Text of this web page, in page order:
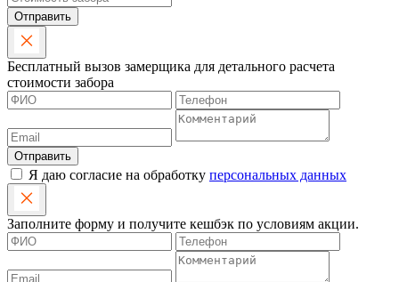
Отправить
Бесплатный вызов замерщика для детального расчета
стоимости забора
Отправить
Я даю согласие на обработку персональных данных
Заполните форму и получите кешбэк по условиям акции.